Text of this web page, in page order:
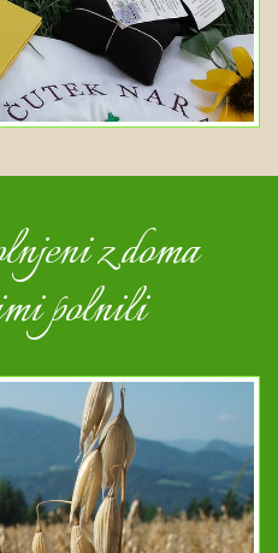
z doma
polnili